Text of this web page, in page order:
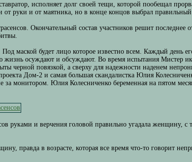
исполняет долг своей тещи, которой пообещал
руки и от маятника, но в конце концов выбрал правильный
Окончательный состав участников решит последнее
маской будет лицо которое известно всем. Каждый день
жизнь осуждают и обсуждают. Во время испытания Мистер
черной повязкой, а сверху для надежности наденем
Дом-2 и самая большая скандалистка Юлия
за монитором. Юлия Колесниченко беременная на пятом
руками и верчения головой правильно угадала женщину, с
правда в возрасте, которая все время что-то говорит